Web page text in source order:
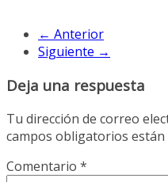
← Anterior
Siguiente →
Deja una respuesta
Tu dirección de correo
campos obligatorios están
Comentario *